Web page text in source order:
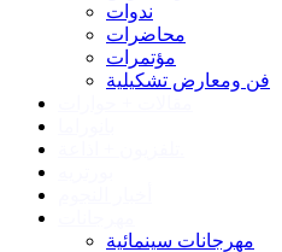
ندوات
محاضرات
مؤتمرات
فن ومعارض تشكيلية
مهرجانات سينمائية